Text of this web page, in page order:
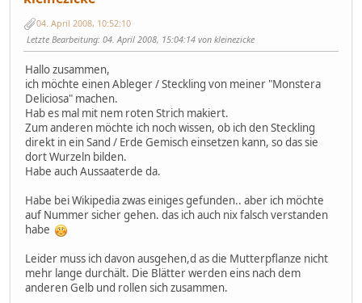
04. April 2008, 10:52:10
Letzte Bearbeitung: 04. April 2008, 15:04:14 von kleinezicke
Hallo zusammen,
ich möchte einen Ableger / Steckling von meiner "Monstera
Deliciosa" machen.
Hab es mal mit nem roten Strich makiert.
Zum anderen möchte ich noch wissen, ob ich den Steckling
direkt in ein Sand / Erde Gemisch einsetzen kann, so das sie
dort Wurzeln bilden.
Habe auch Aussaaterde da.
Habe bei Wikipedia zwas einiges gefunden.. aber ich möchte
auf Nummer sicher gehen. das ich auch nix falsch verstanden
habe
Leider muss ich davon ausgehen,d as die Mutterpflanze nicht
mehr lange durchält. Die Blätter werden eins nach dem
anderen Gelb und rollen sich zusammen.